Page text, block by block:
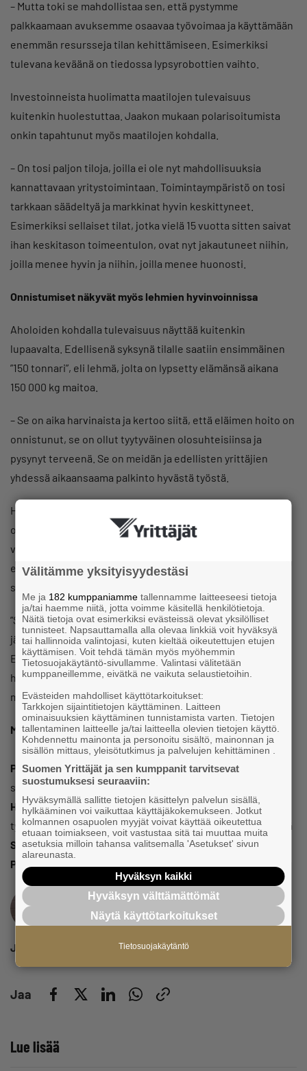
– Mutta toki se mahdollistaa sen, että pystymme
palkkaamaan avuksemme osaavaa työvoimaa ja käyttämään
enemmän resursseja tilan kehittämiseen. Esimerkiksi
tulevana keväänä on tiedossa lypsyrobottien vaihto.
Investoinneista huolimatta maatilojen tulevaisuus
kuitenkin huolestuttaa. Jaakon mukaan polarisoitumista
onkin tapahtunut myös maatilojen kohdalla.
– On tosi paljon tiloja, joilla ei ole nyt mahdollisuuksia
kannattavaan yritystoimintaan. Toimintaympäristö on tosi
tarkkaan säädeltyä ja markkinat hyvin keskittyneet.
Esimerkiksi sellaiset tilat, jotka vielä 15 vuotta sitten saivat
ihan keskitason toimeentulon, ovat nyt jakautuneet niihin,
joilla menee hyvin ja niihin, joilla menee huonosti.
Onnistumiset näkyvät myös lehmien hyvinvoinnissa
Aholoiden kohdalla tulevaisuus näyttää kuitenkin
lupaavalta. Edellisenä syksynä tilalle saatiin ensimmäinen
”150 tonnari”, eli lehmä, jolta on lypsetty elämänsä aikana
150 000 kg maitoa.
– Se on aika harvinaista ja kertoo siitä, että eläimen hoito on
onnistunut, se on ollut tyytyväinen olosuhteisiinsa ja
pysynyt terveenä. Se on meidän ja edellisten yrittäjien
yhdessä aikaansaama palkinto hyvästä työstä.
Hyvät hetket jäävät mieleen, sillä esimerkiksi sadon
onnistuminen ei maatiloilla ole itsestäänselvyys. Aholat
viljelevät maata karjan tarpeisiin, ja mieleen on jäänyt
etenkin ensimmäinen onnistunut sato, joka
sukupolvenvaihdoksen jälkeen tehtiin.
”Silloin oli ollut hankala alkuvuosi, mutta sadonkorjuun
jälkeen tuli fiilis, että kyllä tässä sentään joku onnistuu.
Eteenpäin ajaa halu pitää tila kunnossa – sen pitkän
historian kautta esiin nousee tietynlainen ammattiylpeys,
mikä näkyy kaikessa tekemisessä”, Jaakko toteaa.
Maatalousyhtymä Heikki ja Jaakko Ahola
Perustamisvuosi:Tila ollut samalla suvulla vuodesta 1632,
sukupolvenvaihdos tehty vuonna 2019
Henkilöstö:Kaksi yrittäjää ja kaksi työntekijää, lisäksi
työvoimaa ostetaan tarvittaessa kahdelta muulta yrittäjältä
Sijainti:Luopioinen
Paikallisyhdistys:Luopioisten Yrittäjät
Johanna Rita I SanaMyy
Jaa
Lue lisää
Välitämme yksityisyydestäsi
Me ja 182 kumppaniamme tallennamme laitteeseesi tietoja
ja/tai haemme niitä, jotta voimme käsitellä henkilötietoja.
Näitä tietoja ovat esimerkiksi evästeissä olevat yksilölliset
tunnisteet. Napsauttamalla alla olevaa linkkiä voit hyväksyä
tai hallinnoida valintojasi, kuten kieltää oikeutettujen etujen
käyttämisen. Voit tehdä tämän myös myöhemmin
Tietosuojakäytäntö-sivullamme. Valintasi välitetään
kumppaneillemme, eivätkä ne vaikuta selaustietoihin.
Evästeiden mahdolliset käyttötarkoitukset:
Tarkkojen sijaintitietojen käyttäminen. Laitteen
ominaisuuksien käyttäminen tunnistamista varten. Tietojen
tallentaminen laitteelle ja/tai laitteella olevien tietojen käyttö.
Kohdennettu mainonta ja personoitu sisältö, mainonnan ja
sisällön mittaus, yleisötutkimus ja palvelujen kehittäminen .
Suomen Yrittäjät ja sen kumppanit tarvitsevat
suostumuksesi seuraaviin:
Hyväksymällä sallitte tietojen käsittelyn palvelun sisällä,
hylkääminen voi vaikuttaa käyttäjäkokemukseen. Jotkut
kolmannen osapuolen myyjät voivat käyttää oikeutettua
etuaan toimiakseen, voit vastustaa sitä tai muuttaa muita
asetuksia milloin tahansa valitsemalla 'Asetukset' sivun
alareunasta.
Hyväksyn kaikki
Hyväksyn välttämättömät
Näytä käyttötarkoitukset
Tietosuojakäytäntö